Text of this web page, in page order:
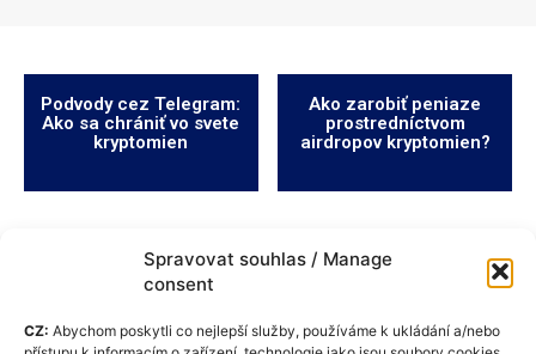
Spravovat souhlas / Manage
consent
CZ: Abychom poskytli co nejlepší služby, používáme k ukládání a/nebo
Podvody cez Telegram:
Ako sa chrániť vo svete
kryptomien
Ako zarobiť peniaze
prostredníctvom
airdropov kryptomien?